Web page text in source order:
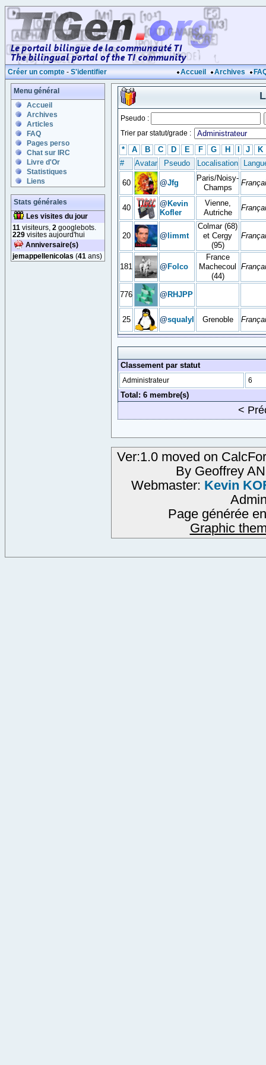
Créer un compte - S'identifier Accueil Archives
Menu général
Accueil
Archives
Articles
FAQ
Pages perso
Chat sur IRC
Livre d'Or
Statistiques
Liens
Stats générales
Les visites du jour
11 visiteurs, 2 googlebots.
229 visites aujourd'hui
Anniversaire(s)
jemappellenicolas (41 ans)
Pseudo :
Trier par statut/grade :
* A B C D E F G H J
K
#
Avatar Pseudo Localisation
60 @Jfg
Paris/Noisy-
Champs
40 @ Kevin
Kofler
Vienne,
Autriche
20 @ limmt
Colmar (68)
et Cergy
(95)
181 @ Folco
France
Machecoul
(44)
776 @ RHJPP
25 @squalyl Grenoble
Classement par statut
Administrateur 6
Total: 6 membre(s)
<
Ver:1.0 moved on
By Geoffrey
Webmaster: Kevin
Page générée
Graphic